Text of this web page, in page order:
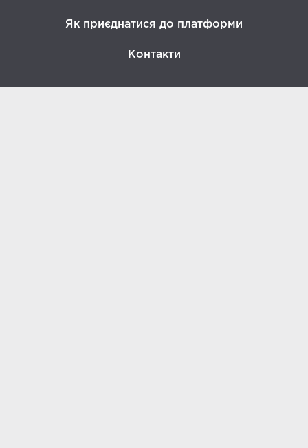
Як приєднатися до платформи
Контакти